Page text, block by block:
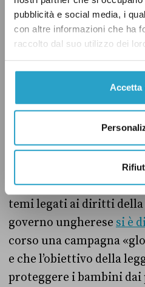
pubblicità e social media, i
con altre informazioni che ha
raccolto dal suo utilizzo dei
Accetta
quando in tv parla
di «associazioni che non
formalmente nel
ungherese» nel trattare
sessuale e di genere.
Secondo i critici, questa
tentativoda parte del
limitare le attività delle
governative che fanno
temi legati ai diritti
governo ungherese si è
corso una campagna
e che l’obiettivo della
proteggere i bambini